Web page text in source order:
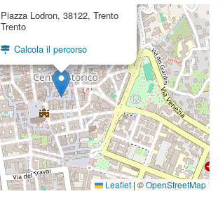
Piazza Lodron, 38122, Trento
Trento
Calcola il percorso
Leaflet|©OpenStreetMap